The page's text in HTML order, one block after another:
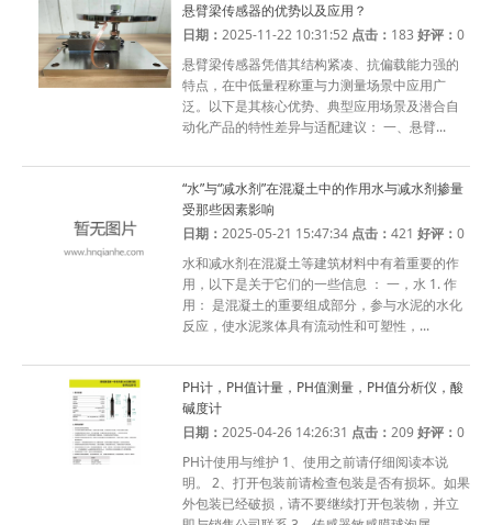
悬臂梁传感器的优势以及应用？
日期：2025-11-22 10:31:52 点击： 183好评：0
悬臂梁传感器凭借其结构紧凑、抗偏载能力强的
特点，在中低量程称重与力测量场景中应用广
泛。以下是其核心优势、典型应用场景及潜合自
动化产品的特性差异与适配建议： 一、悬臂...
“水”与“减水剂”在混凝土中的作用水与减水剂掺量
受那些因素影响
日期：2025-05-21 15:47:34 点击：421好评：0
水和减水剂在混凝土等建筑材料中有着重要的作
用，以下是关于它们的一些信息 ： 一，水 1. 作
用： 是混凝土的重要组成部分，参与水泥的水化
反应，使水泥浆体具有流动性和可塑性，...
PH计，PH值计量，PH值测量，PH值分析仪，酸
碱度计
日期：2025-04-26 14:26:31 点击：209好评：0
PH计使用与维护 1、使用之前请仔细阅读本说
明。 2、打开包装前请检查包装是否有损坏。如果
外包装已经破损，请不要继续打开包装物，并立